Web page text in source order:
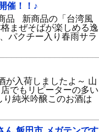
催！！♪
品 新商品の「台湾風
まぜそばが楽しめる逸
パクチー入り春雨サラ
が入荷しましたよ～ 山
でもリピーターの多い
純米吟醸このお酒は